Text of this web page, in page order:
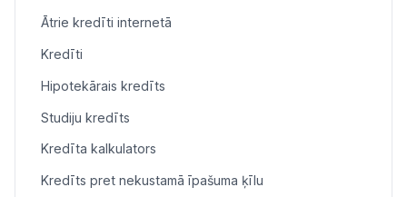
Ātrie kredīti internetā
Kredīti
Hipotekārais kredīts
Studiju kredīts
Kredīta kalkulators
Kredīts pret nekustamā īpašuma ķīlu